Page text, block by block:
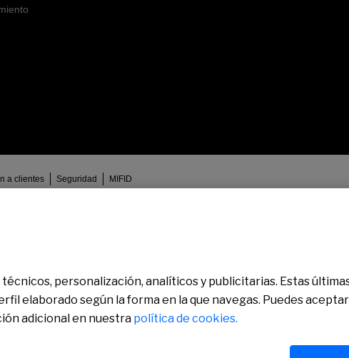
a clientes Seguridad MIFID
en el Registro Mercantil de Barcelona en el Tomo/I.R.U.S. 1000152932861,
especial con el número 0081. Para cualquier consulta puedes
personalización, analíticos y publicitarias. Estas
elaborado según la forma en la que navegas. Puedes
adicional en nuestra política de cookies.